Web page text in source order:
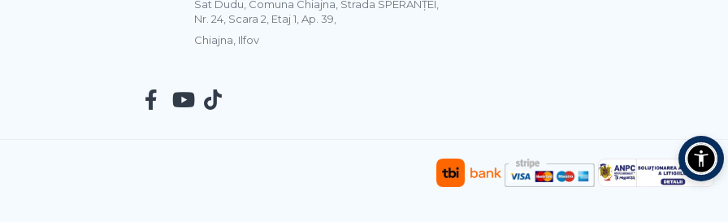
Sat Dudu, Comuna Chiajna, Strada SPERANŢEI,
Nr. 24, Scara 2, Etaj 1, Ap. 39,
Chiajna, Ilfov